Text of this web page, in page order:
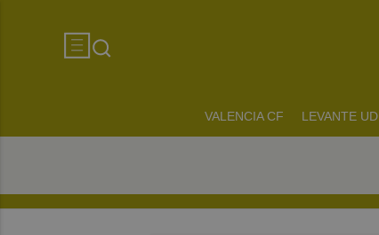
VALENCIA CF LEVANTE UD